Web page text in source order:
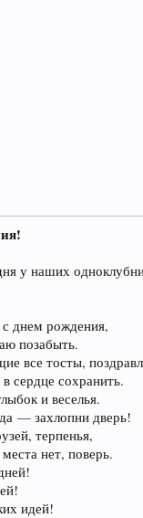
у наших
днем рождения,
позабыть.
все тосты,
сердце сохранить.
и веселья.
— захлопни дверь!
терпенья,
нет, поверь.
идей!